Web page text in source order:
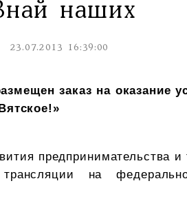
наших
23.07.2013 16:39:00
заказ на оказание
предпринимательства и
на